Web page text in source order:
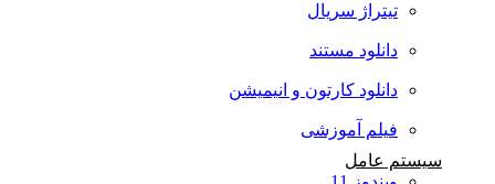
تیتراژ سریال
دانلود مستند
دانلود کارتون و انیمیشن
فیلم آموزشی
سیستم عامل